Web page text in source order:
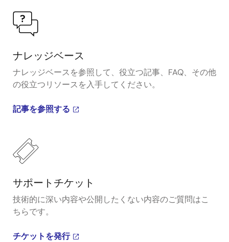
ナレッジベース
ナレッジベースを参照して、役立つ記事、FAQ、その他
の役立つリソースを入手してください。
記事を参照する
サポートチケット
技術的に深い内容や公開したくない内容のご質問はこ
ちらです。
チケットを発行